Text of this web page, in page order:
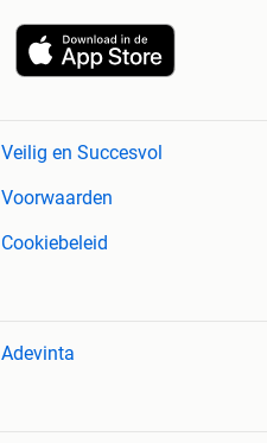
Veilig en Succesvol
Voorwaarden
Cookiebeleid
Adevinta